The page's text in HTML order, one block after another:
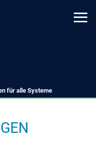
für alle Systeme